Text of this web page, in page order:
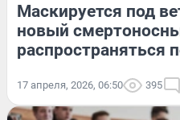
Маскируется под
новый
распространяться
17 апреля, 2026, 06:50 395